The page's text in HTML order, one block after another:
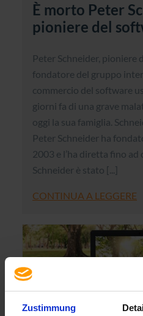
Zustimmung
È morto Peter
pioniere del
Peter Schneider, pioniere
fondatore del gruppo
commercio del software
giorni fa di una grave
oggi la sua famiglia.
Peter Schneider ha
2003 e l’ha diretta fino ad
Schneider è stato [...]
CONTINUA A LEGGERE